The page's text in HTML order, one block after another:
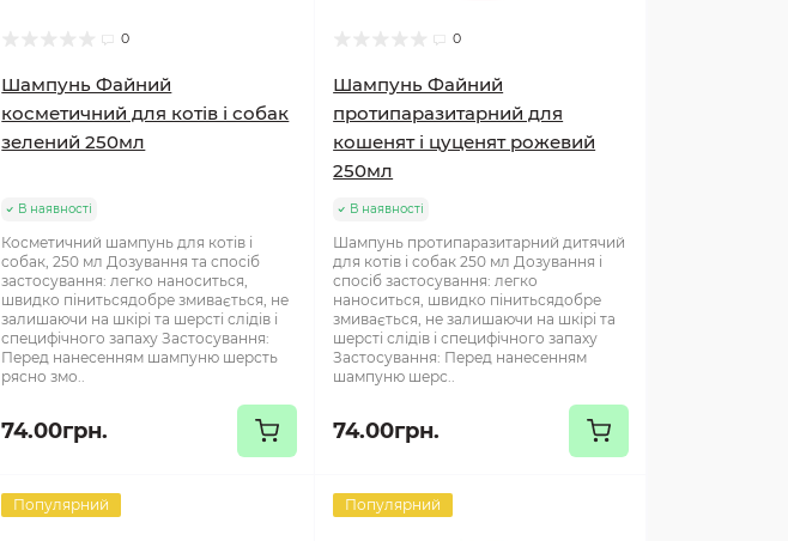
0
Шампунь Файний
косметичний для котів і собак
зелений 250мл
В наявності
Косметичний шампунь для котів і
собак, 250 мл Дозування та спосіб
застосування: легко наноситься,
швидко пінитьсядобре змивається, не
залишаючи на шкірі та шерсті слідів і
специфічного запаху Застосування:
Перед нанесенням шампуню шерсть
рясно змо..
74.00грн.
0
Шампунь Файний
протипаразитарний для
кошенят і цуценят рожевий
250мл
В наявності
Шампунь протипаразитарний дитячий
для котів і собак 250 мл Дозування і
спосіб застосування: легко
наноситься, швидко пінитьсядобре
змивається, не залишаючи на шкірі та
шерсті слідів і специфічного запаху
Застосування: Перед нанесенням
шампуню шерс..
74.00грн.
Популярний Популярний